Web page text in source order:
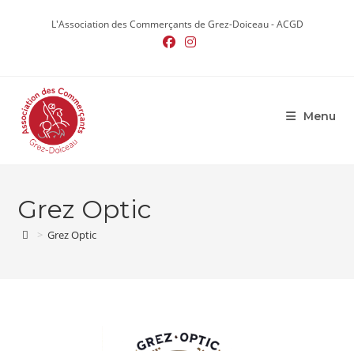
L'Association des Commerçants de Grez-Doiceau - ACGD
Menu
Grez Optic
> Grez Optic